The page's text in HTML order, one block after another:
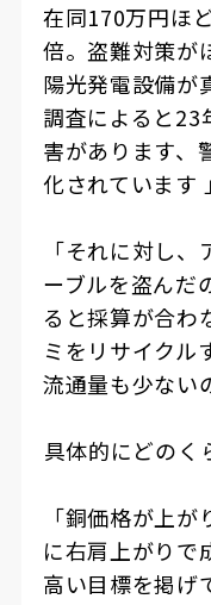
在同170万円ほ
倍。盗難対策が
陽光発電設備が
調査によると23
害があります、
化されています 」
「それに対し
ーブルを盗んだ
ると採算が合わ
ミをリサイクル
流通量も少ない
――具体的にどの
「銅価格が上
に右肩上がりで
高い目標を掲げ